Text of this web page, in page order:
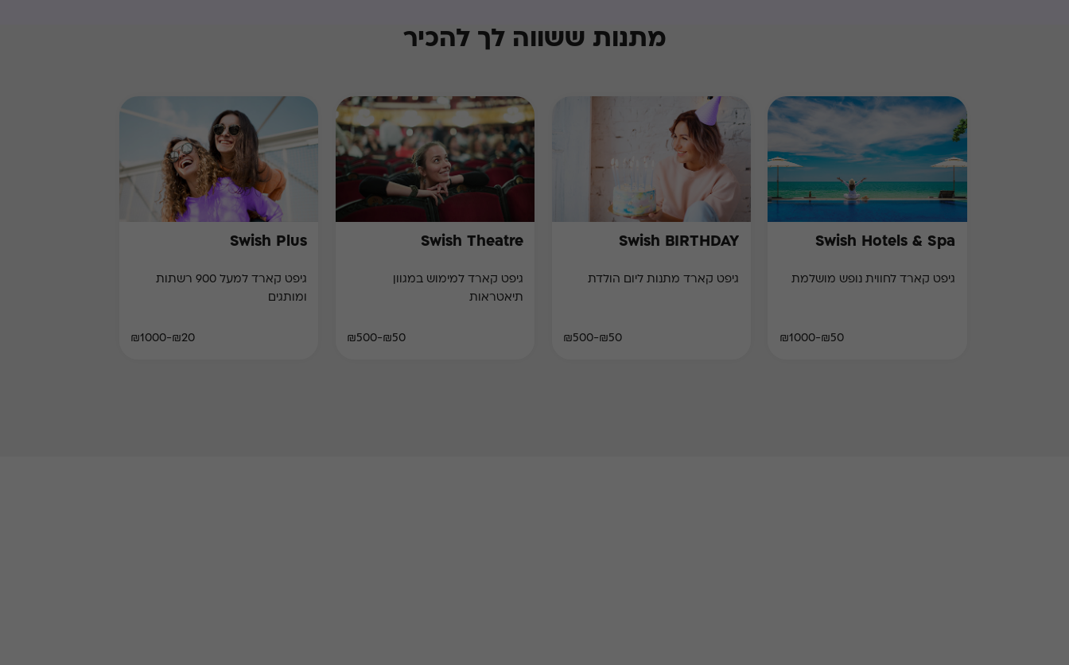
מתנות ששווה לך להכיר
Swish Hotels & Spa
גיפט קארד לחווית נופש מושלמת
₪50-₪1000
Swish BIRTHDAY
גיפט קארד מתנות ליום הולדת
₪50-₪500
Swish Theatre
גיפט קארד למימוש במגוון
תיאטראות
₪50-₪500
Swish Plus
גיפט קארד למעל 900 רשתות
ומותגים
₪20-₪1000